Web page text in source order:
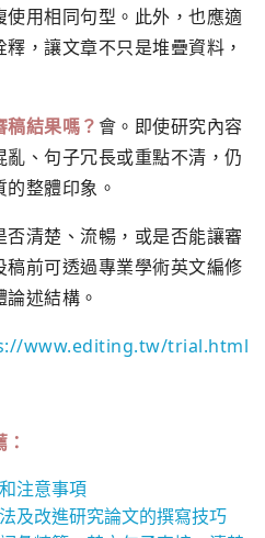
用相同句型。此外，也應適
，讓文章不只是堆疊資料，
結果嗎？會。即使研究內容
、句子冗長或重點不清，仍
整體印象。
清楚、流暢，或是否能讓審
前可透過專業學術英文編修
述結構。
www.editing.tw/trial.html
注意事項
及改進研究論文的撰寫技巧